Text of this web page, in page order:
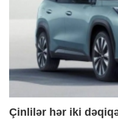
Çinlilər hər iki